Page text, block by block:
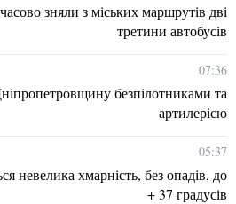
зняли з міських маршрутів дві
третини автобусів
07:36
безпілотниками та
артилерією
05:37
невелика хмарність, без опадів, до
+ 37 градусів